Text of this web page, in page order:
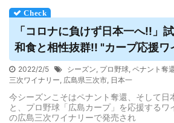
「コロナに負けず日本一へ!!」
和食と相性抜群!! "カープ応援ワ
2022/2/5 シーズン, プロ野球, ペナント奪
三次ワイナリー, 広島県三次市, 日本一
今シーズンこそはペナント奪還、そして日
と、プロ野球「広島カープ」を応援するワ
の広島三次ワイナリーで発売され